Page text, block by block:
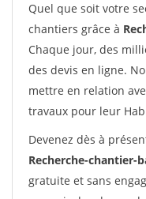
Quel que soit votre
chantiers grâce à
Chaque jour, des
des devis en ligne.
mettre en relation
travaux pour leur
Devenez dès à
Recherche-chantier-
gratuite et sans